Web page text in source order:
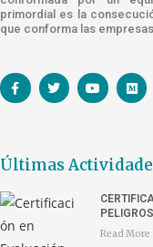
primordial es la
que conforma las
Últimas
Read More